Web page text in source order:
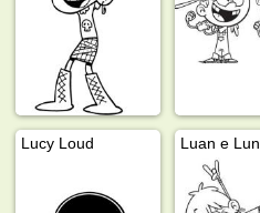
Lucy Loud Luan e